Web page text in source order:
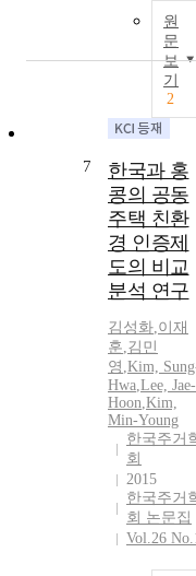
원
문
보
기
2
7
한국과 홍
콩의 공동
주택 친환
경 인증제
도의 비교
분석 연구
김성화,이재
훈,김 민
영 ,Kim,
Hwa,Lee, Jae-
Hoon,Kim,
Min-Young
한국주거
회
2015
한국주거
회 논문집
Vol.26